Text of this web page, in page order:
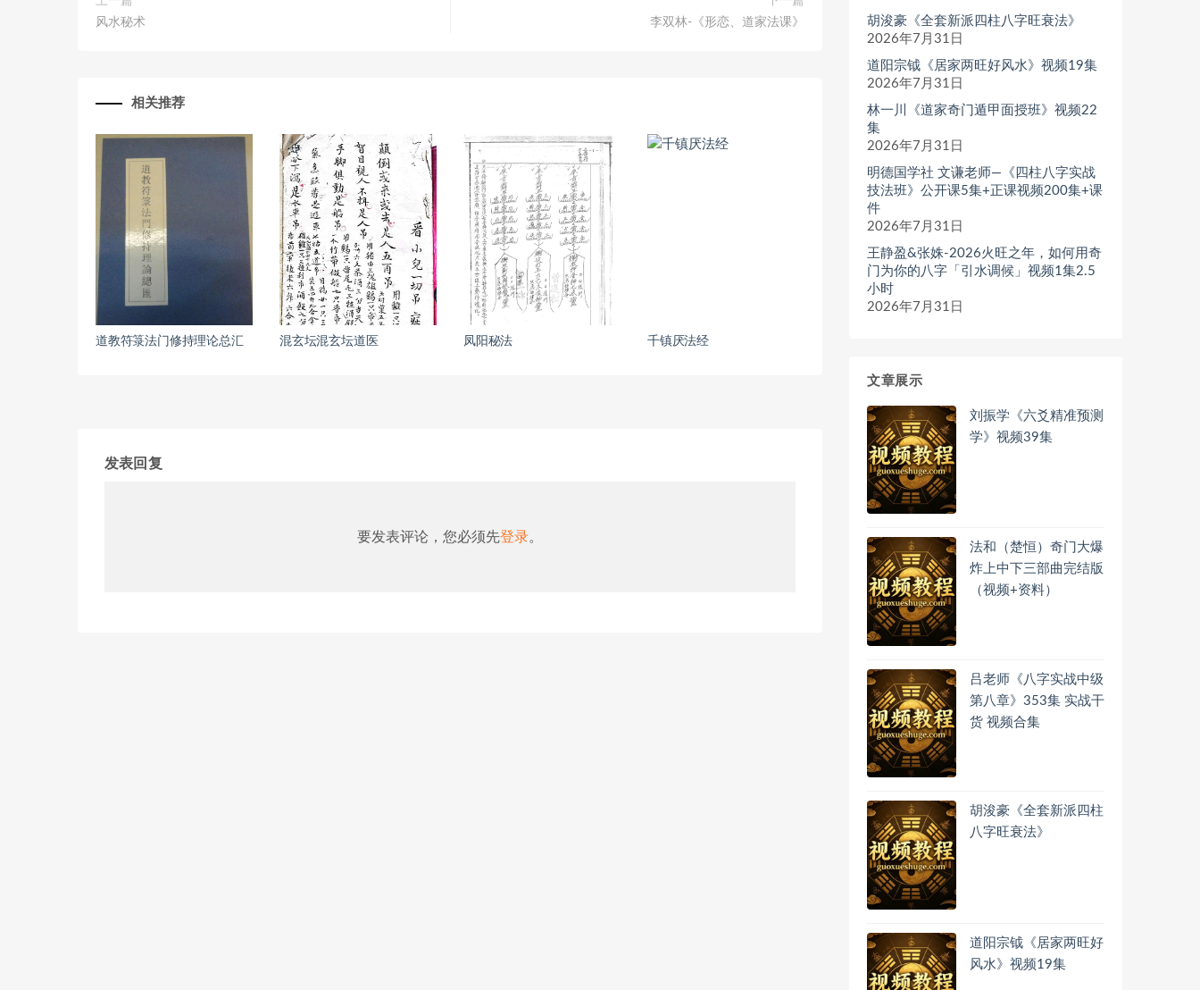
风水秘术
李双林-《形恋、道家法课》
相关推荐
道教符箓法门修持理论总汇 混玄坛混玄坛道医 凤阳秘法 千镇厌法经
发表回复
要发表评论，您必须先登录。
胡浚豪《全套新派四柱八字旺衰法》
2026年7月31日
道阳宗钺《居家两旺好风水》视频19集
2026年7月31日
林一川《道家奇门遁甲面授班》视频22
集
2026年7月31日
明德国学社 文谦老师—《四柱八字实战
技法班》公开课5集+正课视频200集+课
件
2026年7月31日
王静盈&张姝-2026火旺之年，如何用奇
门为你的八字「引水调候」视频1集2.5
小时
2026年7月31日
文章展示
刘振学《六爻精准预测
学》视频39集
法和（楚恒）奇门大爆
炸上中下三部曲完结版
（视频+资料）
吕老师《八字实战中级
第八章》353集 实战干
货 视频合集
胡浚豪《全套新派四柱
八字旺衰法》
道阳宗钺《居家两旺好
风水》视频19集